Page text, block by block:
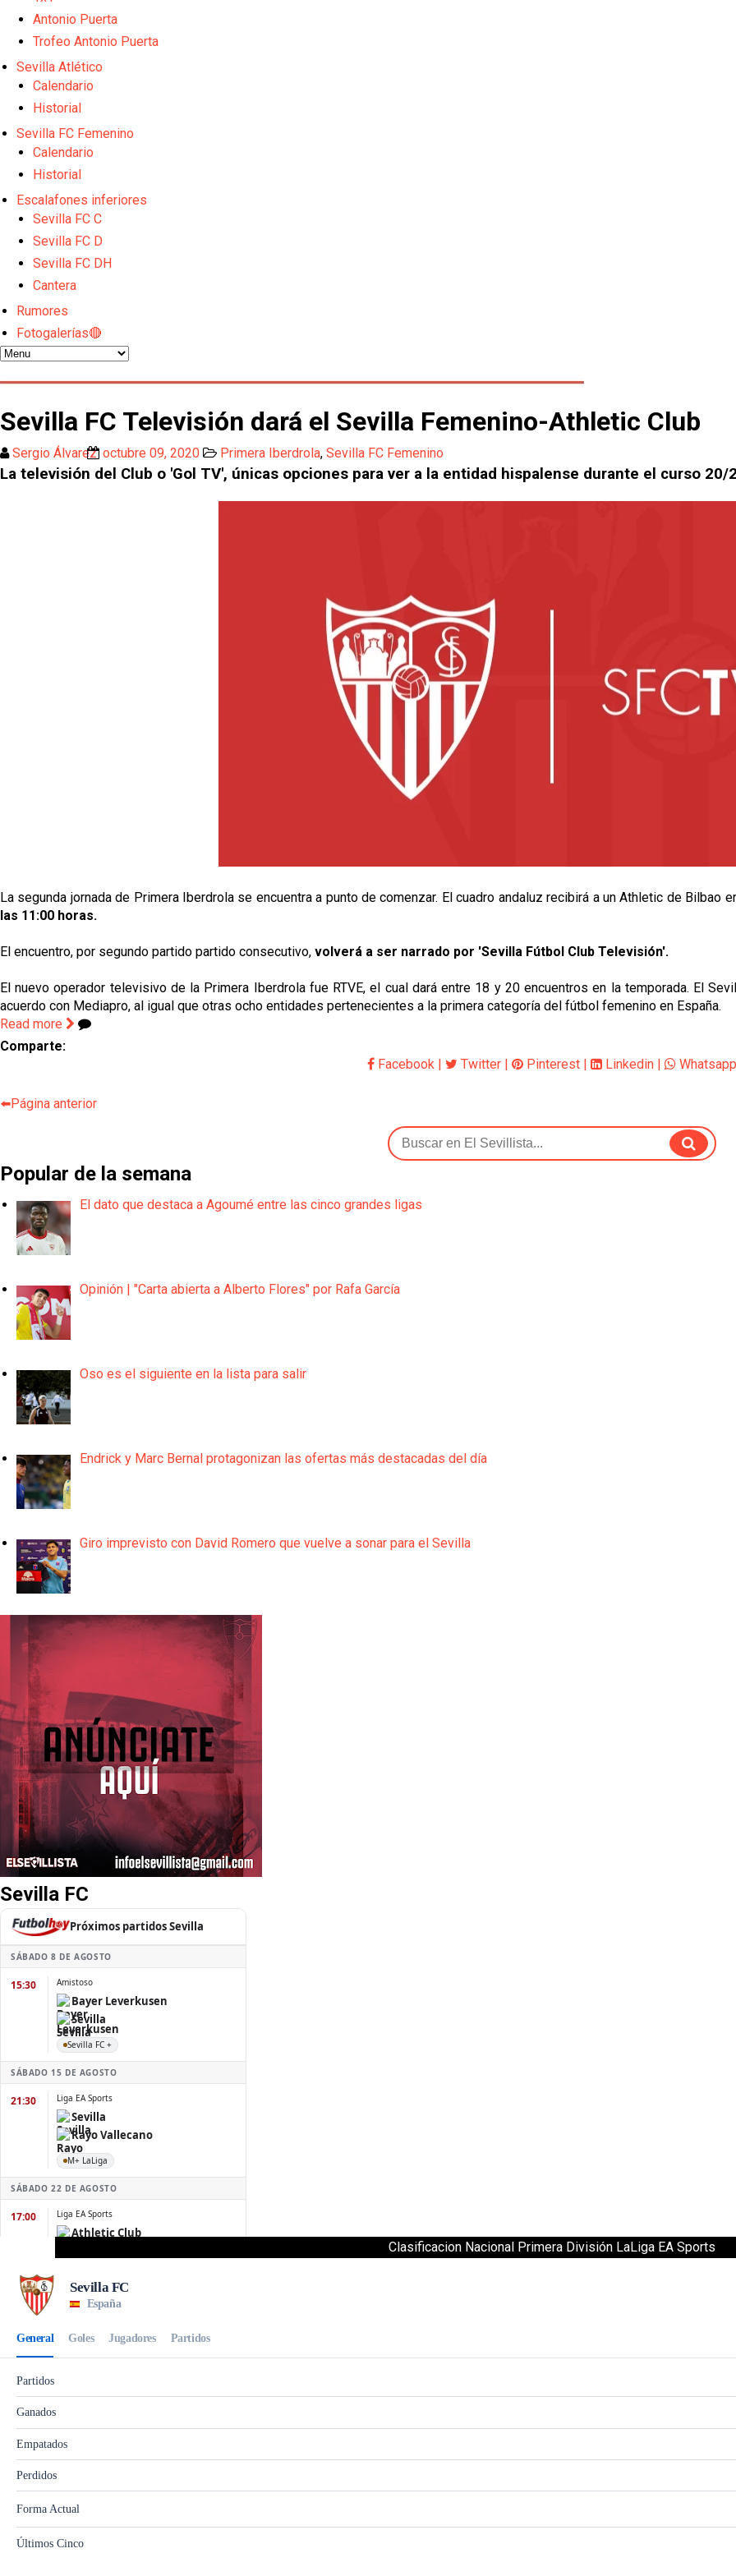
Juanlu de vuelta a Sevilla para cerrar su fichaje a la Premier
El Granada negocia con el Sevilla FC por Alberto Flores
El Sevilla mueve ficha por Robbie Ure: la opción 'A' para el ataque nervionense
Antonio Puerta
Trofeo Antonio Puerta
Sevilla Atlético
Calendario
Historial
Sevilla FC Femenino
Calendario
Historial
Escalafones inferiores
Sevilla FC C
Sevilla FC D
Sevilla FC DH
Cantera
Rumores
Fotogalerías🔴
Sevilla FC Televisión dará el Sevilla Femenino-Athletic Club
Sergio Álvarez octubre 09, 2020 Primera Iberdrola, Sevilla FC Femenino
La televisión del Club o 'Gol TV', únicas opciones para ver a la entidad hispalense durante el curso 20/
La segunda jornada de Primera Iberdrola se encuentra a punto de comenzar. El cuadro andaluz recibirá a un Athletic de
las 11:00 horas.
El encuentro, por segundo partido partido consecutivo, volverá a ser narrado por 'Sevilla Fútbol Club Televisión'.
El nuevo operador televisivo de la Primera Iberdrola fue RTVE, el cual dará entre 18 y 20 encuentros en la temporada. El
acuerdo con Mediapro, al igual que otras ocho entidades pertenecientes a la primera categoría del fútbol femenino en España.
Read more
Comparte:
Facebook | Twitter | Pinterest | Linkedin | Whatsapp
⬅️Página anterior
Popular de la semana
El dato que destaca a Agoumé entre las cinco grandes ligas
Opinión | "Carta abierta a Alberto Flores" por Rafa García
Oso es el siguiente en la lista para salir
Endrick y Marc Bernal protagonizan las ofertas más destacadas del día
Giro imprevisto con David Romero que vuelve a sonar para el Sevilla
Sevilla FC
Clasificacion Nacional Primera División LaLiga EA Sports